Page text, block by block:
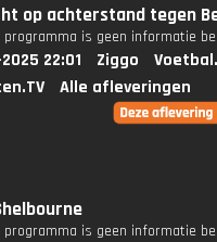
op achterstand tegen
programma is geen informatie
22:01 Ziggo
Alle afleveringen
programma is geen informatie